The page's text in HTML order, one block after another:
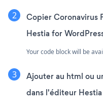
Copier Coronavirus
Hestia for
Your code block will be
Ajouter au html ou
dans l'éditeur